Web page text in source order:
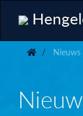
Nieuws